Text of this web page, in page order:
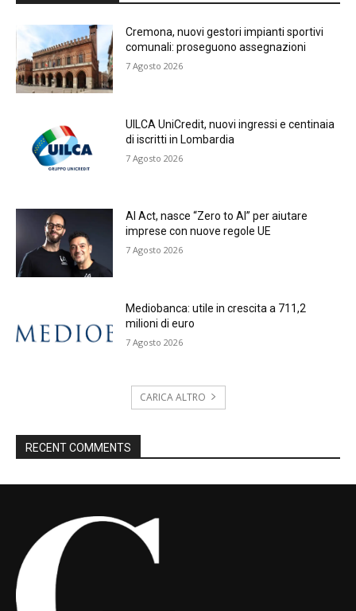
Cremona, nuovi gestori impianti sportivi
comunali: proseguono assegnazioni
7 Agosto 2026
UILCA UniCredit, nuovi ingressi e centinaia
di iscritti in Lombardia
7 Agosto 2026
AI Act, nasce “Zero to AI” per aiutare
imprese con nuove regole UE
7 Agosto 2026
Mediobanca: utile in crescita a 711,2
milioni di euro
7 Agosto 2026
CARICA ALTRO
RECENT COMMENTS